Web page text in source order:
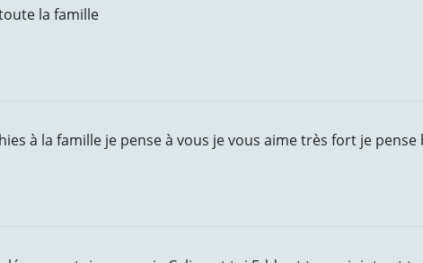
la famille
à la famille je pense à vous je vous aime très fort je